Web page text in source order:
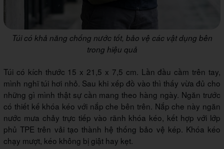
Túi có khả năng chống nước tốt, bảo vệ các vật dụng bên
trong hiệu quả
Túi có kích thước 15 x 21,5 x 7,5 cm. Lần đầu cầm trên tay,
mình nghĩ túi hơi nhỏ. Sau khi xếp đồ vào thì thấy vừa đủ cho
những gì mình thật sự cần mang theo hàng ngày. Ngăn trước
có thiết kế khóa kéo với nắp che bên trên. Nắp che này ngăn
nước mưa chảy trực tiếp vào rãnh khóa kéo, kết hợp với lớp
phủ TPE trên vải tạo thành hệ thống bảo vệ kép. Khóa kéo
chạy mượt, kéo không bị giật hay kẹt.